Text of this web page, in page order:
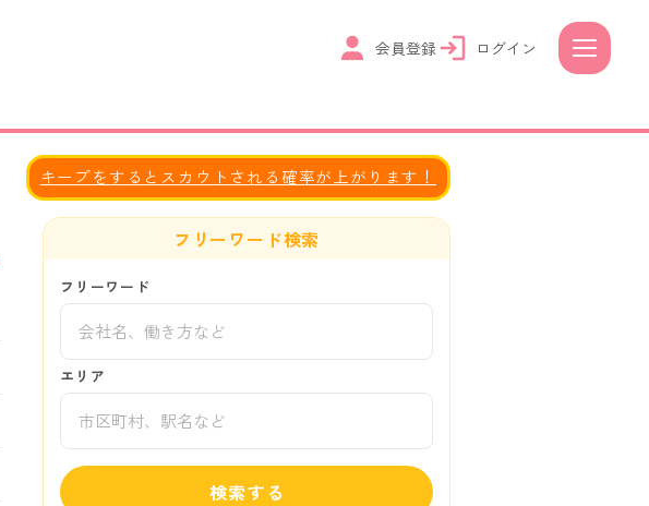
会員登録 ログイン
キープをするとスカウトされる確率が上がります！
フリーワード検索
フリーワード
エリア
検索する